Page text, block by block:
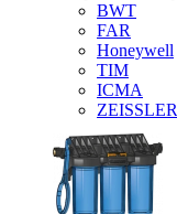
BWT
FAR
Honeywell
TIM
ICMA
ZEISSLER